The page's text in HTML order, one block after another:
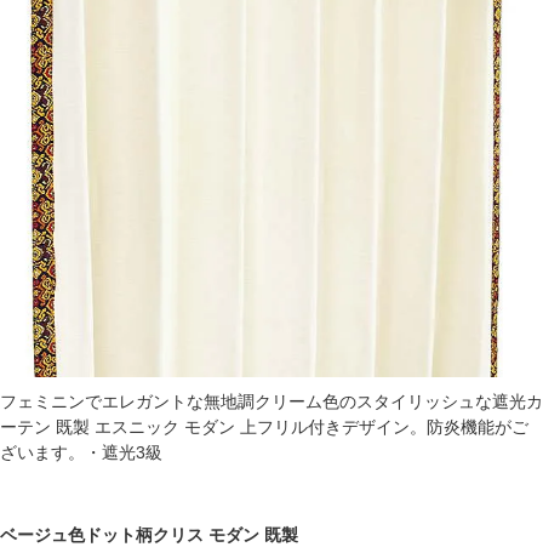
フェミニンでエレガントな無地調クリーム色のスタイリッシュな遮光カ
ーテン 既製 エスニック モダン 上フリル付きデザイン。防炎機能がご
ざいます。・遮光3級
ベージュ色ドット柄クリス モダン 既製